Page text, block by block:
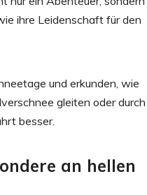
ihre Leidenschaft für den
und erkunden, wie
gleiten oder durch
besser.
an hellen